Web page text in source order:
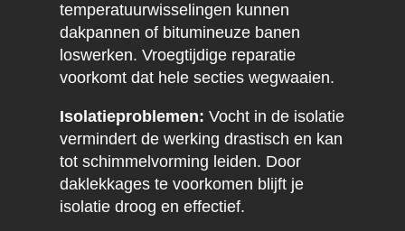
temperatuurwisselingen kunnen
dakpannen of bitumineuze banen
loswerken. Vroegtijdige reparatie
voorkomt dat hele secties wegwaaien.
Isolatieproblemen: Vocht in de isolatie
vermindert de werking drastisch en kan
tot schimmelvorming leiden. Door
daklekkages te voorkomen blijft je
isolatie droog en effectief.